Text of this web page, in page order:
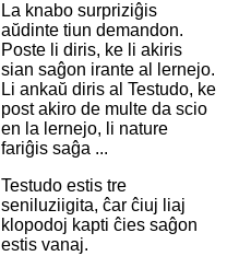
La knabo surpriziĝis
aŭdinte tiun demandon.
Poste li diris, ke li akiris
sian saĝon irante al lernejo.
Li ankaŭ diris al Testudo, ke
post akiro de multe da scio
en la lernejo, li nature
fariĝis saĝa ...
Testudo estis tre
seniluziigita, ĉar ĉiuj liaj
klopodoj kapti ĉies saĝon
estis vanaj.